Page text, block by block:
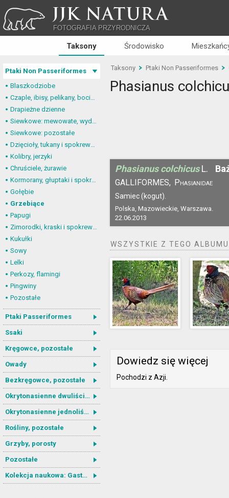
JJK NATURA
FOTOGRAFIA PRZYRODNICZA
Taksony Środowisko
Ptaki Non Passeriformes
Blaszkodziobe
Czaple, ibisy, pelikany, bociany
Drapieżne dzienne
Siewkowe: mewowate, wydrzyki, żwirowce
Siewkowe: pozostałe
Dzięcioły, tukany i spokrewnione
Kolibry, jerzyki
Chruściele, żurawie
Kormorany, głuptaki i spokrewnione
Gołębie
Grzebiące
Papugi
Zimorodki, kraski i spokrewnione
Kukułki
Sowy
Lelki
Perkozy, flamingi
Pingwiny
Pozostałe
Ptaki Passeriformes
Ssaki
Kręgowce, pozostałe
Owady
Bezkręgowce, pozostałe
Okrytonasienne dwuliścienne
Okrytonasienne jednoliścienne
Rośliny, pozostałe
Grzyby, porosty
Pozostałe
Kolekcja naukowa: Gastrotricha
Taksony Ptaki Non Passeriformes
Phasianus
Phasianus colchicus L.
GALLIFORMES, Phasianidae
Samiec (kogut).
Polska, Mazowieckie, Warszawa.
22.06.2013
WSZYSTKIE Z TEGO ALBUMU
Dowiedz się więcej
Pochodzi z Azji.